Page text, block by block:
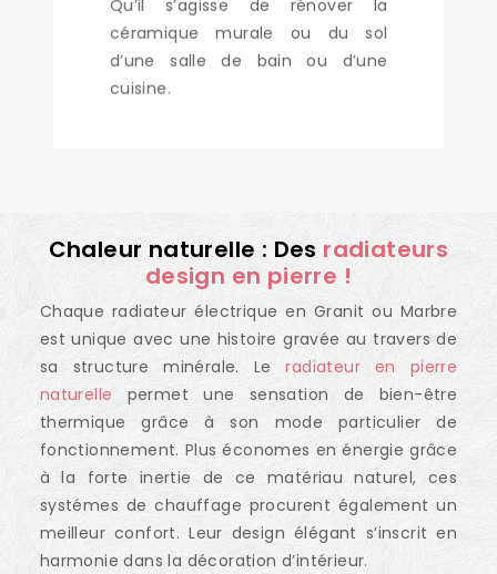
Qu’il s’agisse de rénover la
céramique murale ou du sol
d’une salle de bain ou d’une
cuisine.
Chaleur naturelle : Des radiateurs
design en pierre !
Chaque radiateur électrique en Granit ou Marbre
est unique avec une histoire gravée au travers de
sa structure minérale. Leradiateur en pierre
naturelle permet une sensation de bien-être
thermique grâce à son mode particulier de
fonctionnement. Plus économes en énergie grâce
à la forte inertie de ce matériau naturel, ces
systémes de chauffage procurent également un
meilleur confort. Leur design élégant s’inscrit en
harmonie dans la décoration d’intérieur.